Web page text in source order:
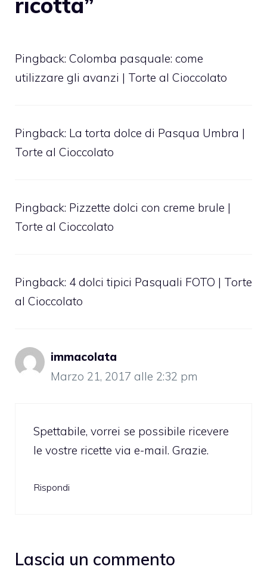
Pingback: Colomba pasquale: come
utilizzare gli avanzi | Torte al Cioccolato
Pingback: La torta dolce di Pasqua Umbra |
Torte al Cioccolato
Pingback: Pizzette dolci con creme brule |
Torte al Cioccolato
Pingback: 4 dolci tipici Pasquali FOTO | Torte
al Cioccolato
immacolata
Marzo 21, 2017 alle 2:32 pm
Spettabile, vorrei se possibile ricevere
le vostre ricette via e-mail. Grazie.
Rispondi
Lascia un commento